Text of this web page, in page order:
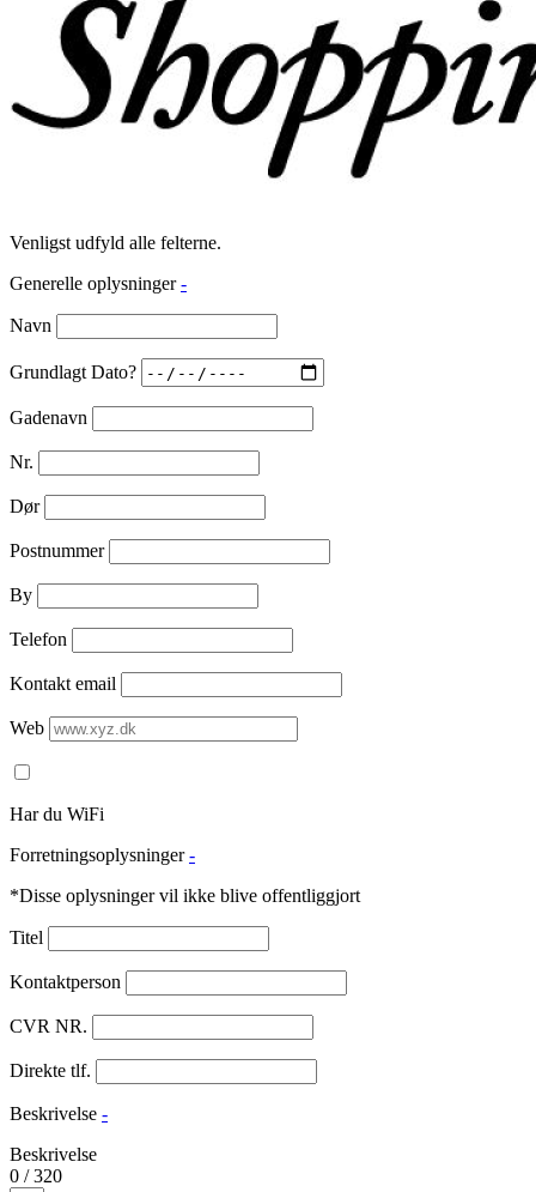
Venligst udfyld alle felterne.
Generelle oplysninger -
Navn
Grundlagt Dato?
Gadenavn
Nr.
Dør
Postnummer
By
Telefon
Kontakt email
Web
Har du WiFi
Forretningsoplysninger -
*Disse oplysninger vil ikke blive offentliggjort
Titel
Kontaktperson
CVR NR.
Direkte tlf.
Beskrivelse -
Beskrivelse
0 /320